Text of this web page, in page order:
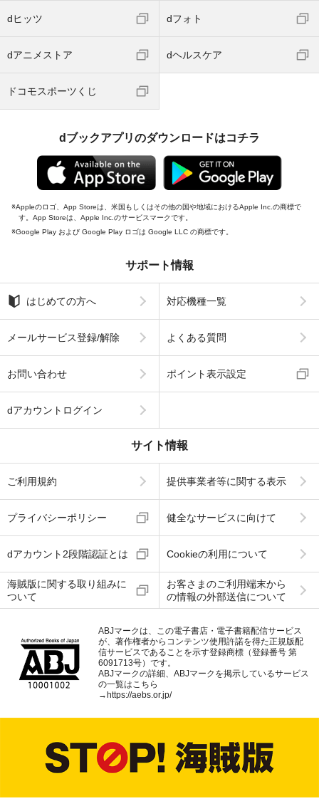
dヒッツ dフォト
dアニメストア dヘルスケア
ドコモスポーツくじ
dブックアプリのダウンロードはコチラ
Appleのロゴ、App Storeは、米国もしくはその他の国や地域におけるApple Inc.の商標で
す。App Storeは、Apple Inc.のサービスマークです。
Google Play および Google Play ロゴは Google LLC の商標です。
サポート情報
はじめての方へ 対応機種一覧
メールサービス登録/解除 よくある質問
お問い合わせ ポイント表示設定
dアカウントログイン
サイト情報
ご利用規約 提供事業者等に関する表示
プライバシーポリシー 健全なサービスに向けて
dアカウント2段階認証とは Cookieの利用について
海賊版に関する取り組みに
ついて
お客さまのご利用端末から
の情報の外部送信について
ABJマークは、この電子書店・電子書籍配信サービス
が、著作権者からコンテンツ使用許諾を得た正規版配
信サービスであることを示す登録商標（登録番号 第
6091713号）です。
ABJマークの詳細、ABJマークを掲示しているサービス
の一覧はこちら
→ https://aebs.or.jp/